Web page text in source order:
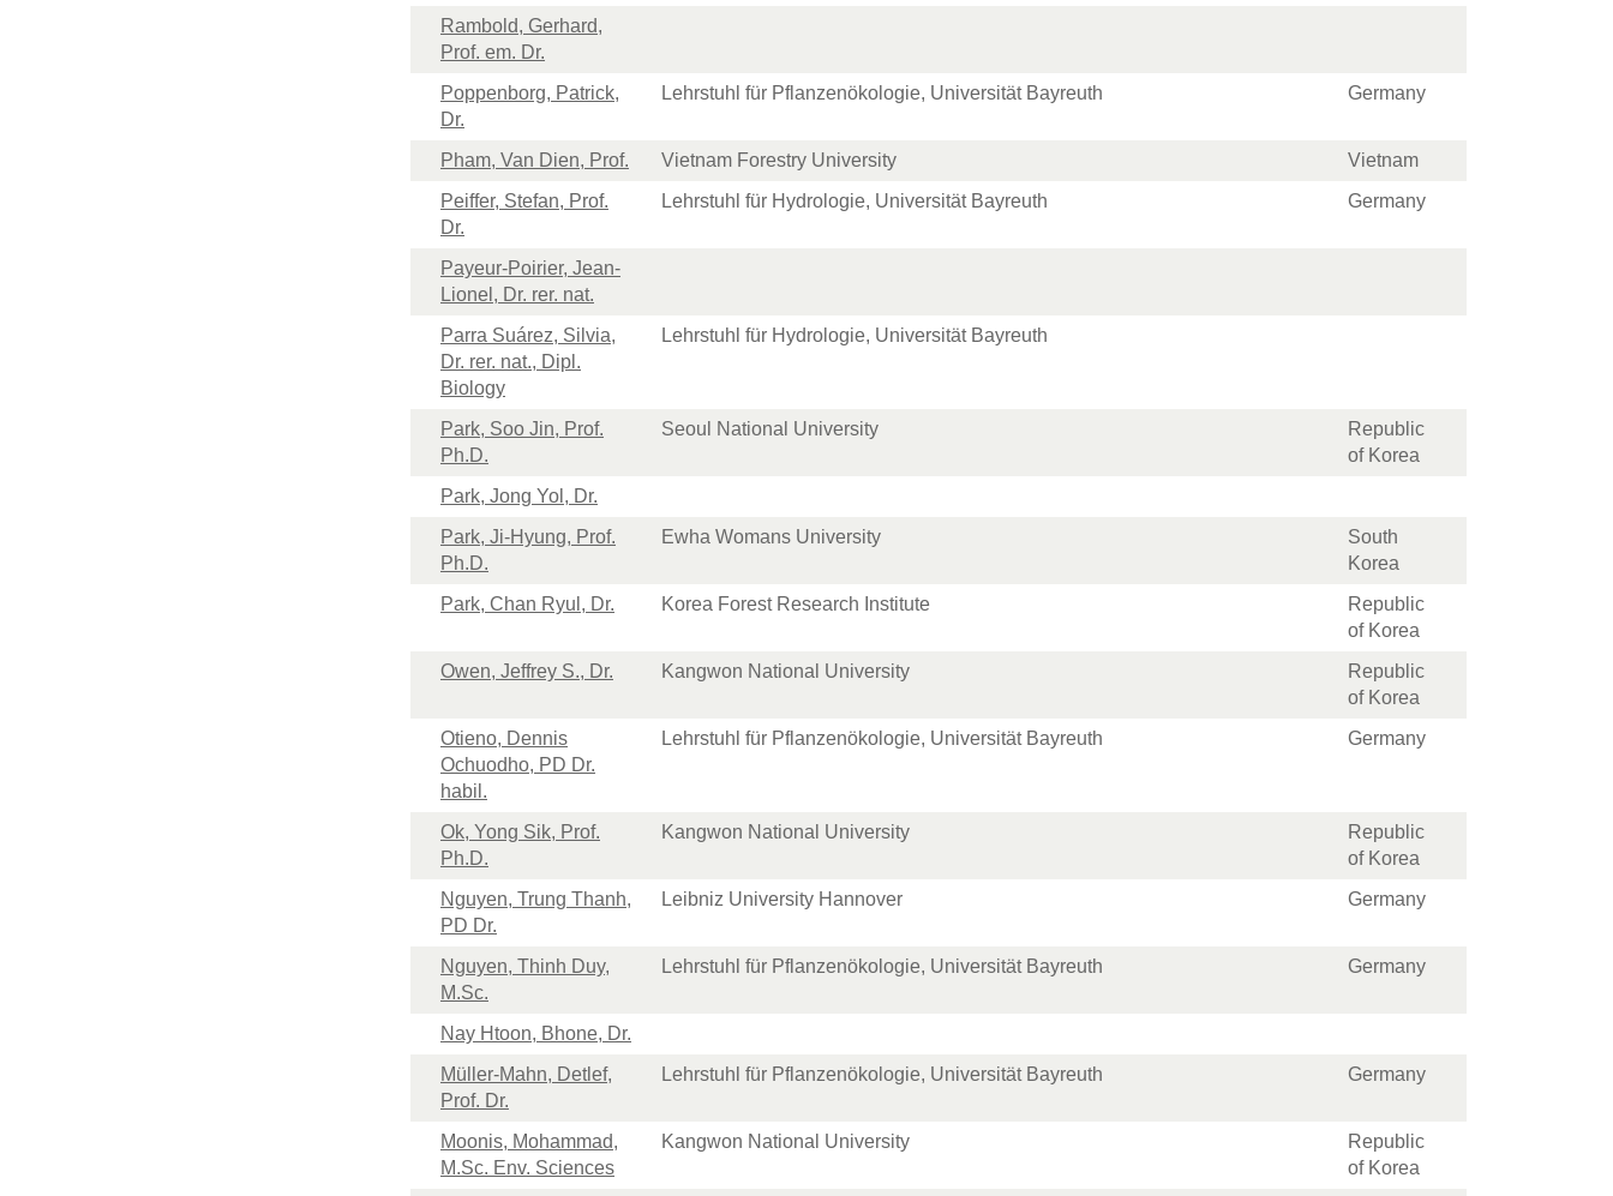
Rambold, Gerhard,
Prof. em. Dr.
Poppenborg, Patrick,
Dr.
Lehrstuhl für Pflanzenökologie, Universität Bayreuth Germany
Pham, Van Dien, Prof. Vietnam Forestry University
Vietnam
Peiffer, Stefan, Prof.
Dr.
Lehrstuhl für Hydrologie, Universität Bayreuth Germany
Payeur-Poirier, Jean-
Lionel, Dr. rer. nat.
Parra Suárez, Silvia,
Dr. rer. nat., Dipl.
Biology
Lehrstuhl für Hydrologie, Universität Bayreuth
Park, Soo Jin, Prof.
Ph.D.
Seoul National University
Republic
of Korea
Park, Jong Yol, Dr.
Park, Ji-Hyung, Prof.
Ph.D.
Ewha Womans University
South
Korea
Park, Chan Ryul, Dr.
Korea Forest Research Institute
Republic
of Korea
Owen, Jeffrey S., Dr.
Kangwon National University
Republic
of Korea
Otieno, Dennis
Ochuodho, PD Dr.
habil.
Lehrstuhl für Pflanzenökologie, Universität Bayreuth Germany
Ok, Yong Sik, Prof.
Ph.D.
Kangwon National University
Republic
of Korea
Nguyen, Trung Thanh,
PD Dr.
Leibniz University Hannover Germany
Nguyen, Thinh Duy,
M.Sc.
Lehrstuhl für Pflanzenökologie, Universität Bayreuth Germany
Nay Htoon, Bhone, Dr.
Müller-Mahn, Detlef,
Prof. Dr.
Lehrstuhl für Pflanzenökologie, Universität Bayreuth Germany
Moonis, Mohammad,
M.Sc. Env. Sciences
Kangwon National University
Republic
of Korea